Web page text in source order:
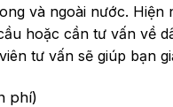
và ngoài nước. Hiện
hoặc cần tư vấn về
tư vấn sẽ giúp bạn
phí)